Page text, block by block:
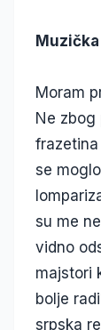
Moram
Ne
se
su me
vidno
majstori
bolje
srpska